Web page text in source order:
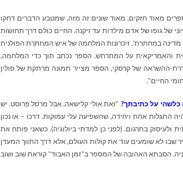
מאוד חזקים, מאוד שונים זה מזה, שמטבע הדברים דחקו
של גופו של אדם מילדות עד זיקנה. החיים כולם דרך תחושות
מדינה במחתרת', זיכרונות המלחמה של איש המחתרת הפולנית
והאמריקאית על המתרחש. הספר נכתב תוך כדי המלחמה,
ההשראה של קרסקי, הספר מצייר תמונה מרתקת של פולין
החיים".
כלשהי על כתיבתך? "זאת אולי קלישאה, אבל מרסל פרוסט. יש
התגלות אחת ויחידה, שהשפיעה עלי עמוקות. דרכו – או נכון
בתרגום. (לפני כן למדתי ביולוגיה). כשאני פותח את
שבו לא שומעים עוד את קולות העולם, אלא דרך התווך המעדן
הסבתא האהובה של המספר ב"זמן האבוד" קוראת שוב ושוב